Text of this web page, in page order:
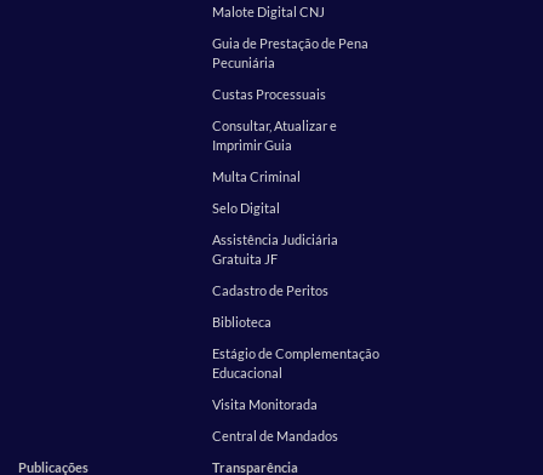
Malote Digital CNJ
Guia de Prestação de Pena
Pecuniária
Custas Processuais
Consultar, Atualizar e
Imprimir Guia
Multa Criminal
Selo Digital
Assistência Judiciária
Gratuita JF
Cadastro de Peritos
Biblioteca
Estágio de Complementação
Educacional
Visita Monitorada
Central de Mandados
Publicações
Transparência